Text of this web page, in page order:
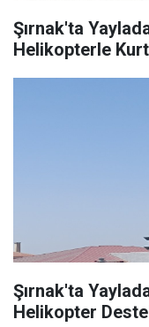
Şırnak'ta
Helikopterle
Şırnak'ta
Helikopter